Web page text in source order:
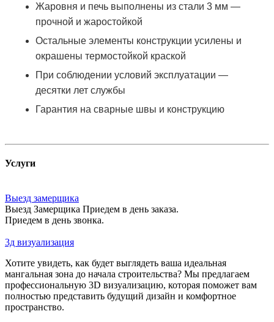
Жаровня и печь выполнены из стали 3 мм —
прочной и жаростойкой
Остальные элементы конструкции усилены и
окрашены термостойкой краской
При соблюдении условий эксплуатации —
десятки лет службы
Гарантия на сварные швы и конструкцию
Услуги
Выезд замерщика
Выезд Замерщика Приедем в день заказа.
Приедем в день звонка.
3д визуализация
Хотите увидеть, как будет выглядеть ваша идеальная
мангальная зона до начала строительства? Мы предлагаем
профессиональную 3D визуализацию, которая поможет вам
полностью представить будущий дизайн и комфортное
пространство.